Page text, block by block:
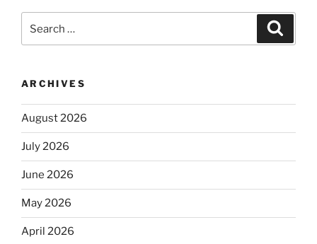
for:
ARCHIVES
August 2026
July 2026
June 2026
May 2026
April 2026